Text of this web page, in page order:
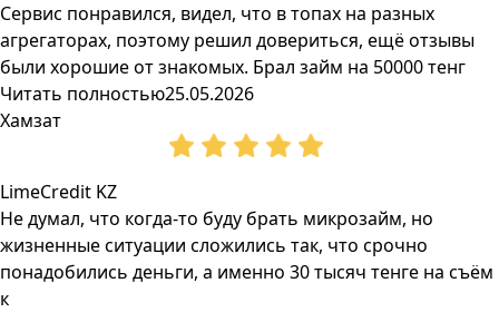
Сервис понравился, видел, что в топах на разных
агрегаторах, поэтому решил довериться, ещё отзывы
были хорошие от знакомых. Брал займ на 50000 тенг
Читать полностью25.05.2026
Хамзат
LimeCredit KZ
Не думал, что когда-то буду брать микрозайм, но
жизненные ситуации сложились так, что срочно
понадобились деньги, а именно 30 тысяч тенге на съём
к